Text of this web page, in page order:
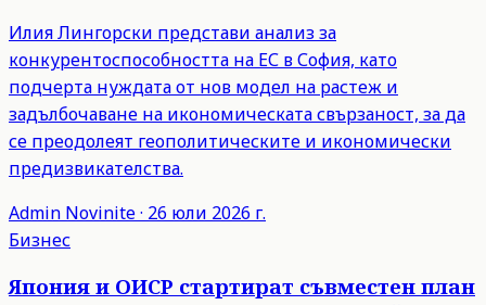
Илия Лингорски представи анализ за
конкурентоспособността на ЕС в София, като
подчерта нуждата от нов модел на растеж и
задълбочаване на икономическата свързаност, за да
се преодолеят геополитическите и икономически
предизвикателства.
Admin Novinite· 26 юли 2026 г.
Бизнес
Япония и ОИСР стартират съвместен план